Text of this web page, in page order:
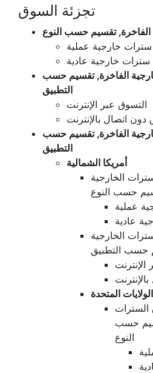
تجزئة السوق
تقسيم حسب النوع
سترات خارجية عملية
سترات خارجية عادية
الفاخرة, تقسيم حسب
التطبيق
التسوق عبر الإنترنت
دون اتصال بالإنترنت
الفاخرة, تقسيم حسب
التطبيق
أمريكا الشمالية
الخارجية
حسب النوع
عملية
عادية
الخارجية
حسب التطبيق
الولايات المتحدة
السترات
حسب
النوع